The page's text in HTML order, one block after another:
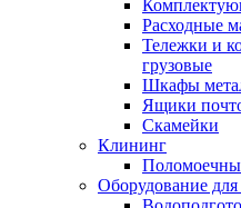
Расходные
Тележки и
грузовые
Шкафы
Ящики
Скамейки
Клининг
Оборудование